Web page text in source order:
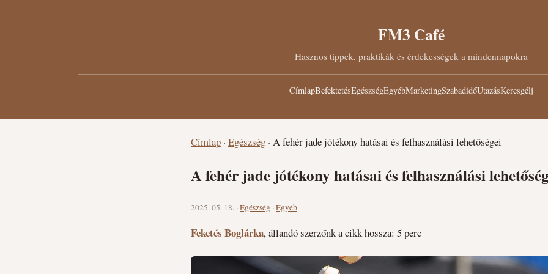
FM3 Café
Hasznos tippek, praktikák és érdekességek a mindennapokra
CímlapBefektetésEgészségEgyébMarketingSzabadidőUtazásKeresgélj
Címlap · Egészség · A fehér jade jótékony hatásai és felhasználási lehetőségei
A fehér jade jótékony hatásai és felhasználási
2025. 05. 18. ·Egészség ·Egyéb
Feketés Boglárka, állandó szerzőnka cikk hossza: 5 perc